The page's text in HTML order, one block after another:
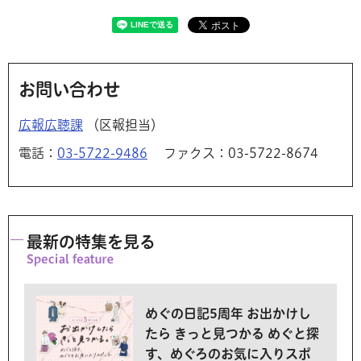
お問い合わせ
広報広聴課 （区報担当）
電話： 03-5722-9486 ファクス：03-5722-8674
最新の特集を見る
めぐの日記5周年 お出かけし
たら きっと見つかる めぐと探
す、めぐろのお気に入りスポ